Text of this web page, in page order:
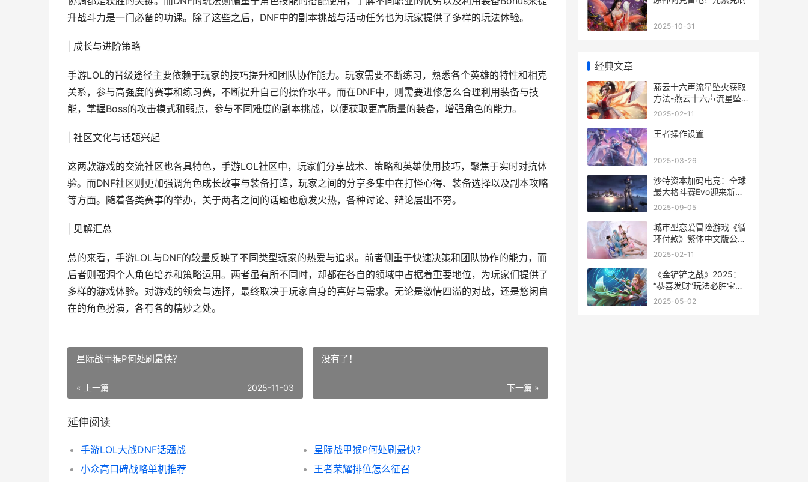
升战斗力是一门必备的功课。除了这些之后，DNF中的副本挑战与活动任务也为玩家提供了多样的玩法体验。
| 成长与进阶策略
手游LOL的晋级途径主要依赖于玩家的技巧提升和团队协作能力。玩家需要不断练习，熟悉各个英雄的特性和相克
关系，参与高强度的赛事和练习赛，不断提升自己的操作水平。而在DNF中，则需要进修怎么合理利用装备与技
能，掌握Boss的攻击模式和弱点，参与不同难度的副本挑战，以便获取更高质量的装备，增强角色的能力。
| 社区文化与话题兴起
这两款游戏的交流社区也各具特色，手游LOL社区中，玩家们分享战术、策略和英雄使用技巧，聚焦于实时对抗体
验。而DNF社区则更加强调角色成长故事与装备打造，玩家之间的分享多集中在打怪心得、装备选择以及副本攻略
等方面。随着各类赛事的举办，关于两者之间的话题也愈发火热，各种讨论、辩论层出不穷。
| 见解汇总
总的来看，手游LOL与DNF的较量反映了不同类型玩家的热爱与追求。前者侧重于快速决策和团队协作的能力，而
后者则强调个人角色培养和策略运用。两者虽有所不同时，却都在各自的领域中占据着重要地位，为玩家们提供了
多样的游戏体验。对游戏的领会与选择，最终取决于玩家自身的喜好与需求。无论是激情四溢的对战，还是悠闲自
在的角色扮演，各有各的精妙之处。
星际战甲猴P何处刷最快？
« 上一篇 2025-11-03
没有了！
下一篇 »
延伸阅读
手游LOL大战DNF话题战
星际战甲猴P何处刷最快？
小众高口碑战略单机推荐
王者荣耀排位怎么征召
2025-10-31
经典文章
燕云十六声流星坠火获取
方法-燕云十六声流星坠火
在哪获得 燕云十六声流星
2025-02-11
王者操作设置
2025-03-26
沙特资本加码电竞：全球
最大格斗赛Evo迎来新掌
舵者 沙特国家投资公司
2025-09-05
城市型恋爱冒险游戏《循
环付款》繁体中文版公开
城市恋人什么意思
2025-02-11
《金铲铲之战》2025：
“恭喜发财”玩法必胜宝典
金铲铲之战体验服
2025-05-02